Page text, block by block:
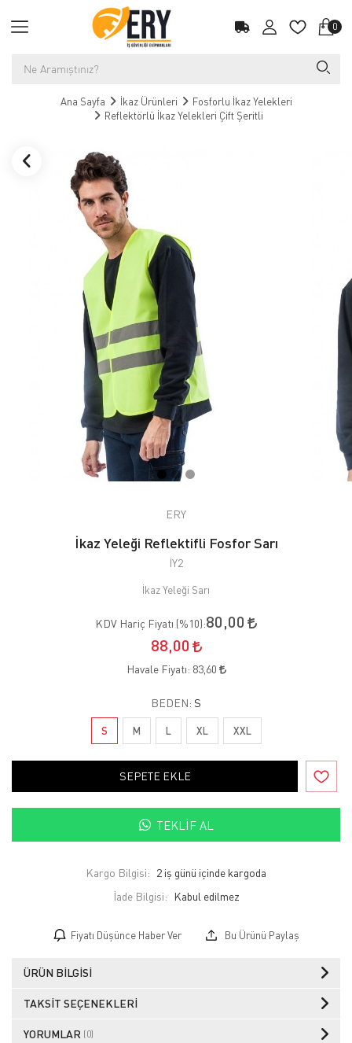
0
Ana Sayfa İkaz Ürünleri
Fosforlu İkaz Yelekleri
Reflektörlü İkaz Yelekleri Çift Şeritli
ERY
İkaz Yeleği Reflektifli Fosfor Sarı
İY2
İkaz Yeleği Sarı
KDV Hariç Fiyatı (%10):80,00
88,00
Havale Fiyatı: 83,60
BEDEN: S
S M L XL XXL
SEPETE EKLE
TEKLIF AL
Kargo Bilgisi: 2 iş günü içinde kargoda
İade Bilgisi:
Fiyatı Düşünce Haber Ver Bu Ürünü Paylaş
ÜRÜN BILGISI
TAKSIT SEÇENEKLERI
YORUMLAR (0)